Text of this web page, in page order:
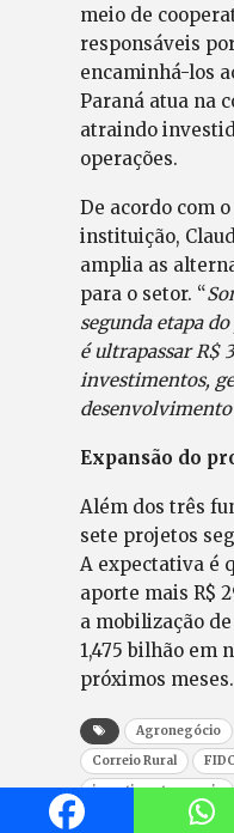
meio de
responsáveis
encaminhá-los
Paraná atua na
atraindo
operações.
De acordo com
instituição,
amplia as
para o setor. “
segunda etapa
é ultrapassar R$
investimentos,
desenvolvimento
Expansão do
Além dos três
sete projetos
A expectativa é
aporte mais R$
a mobilização
1,475 bilhão em
próximos meses.
Agronegócio
Correio Rural
investimentos rurais
Jornal Correio do povo